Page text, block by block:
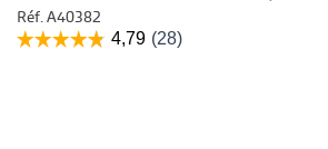
Réf. A40382